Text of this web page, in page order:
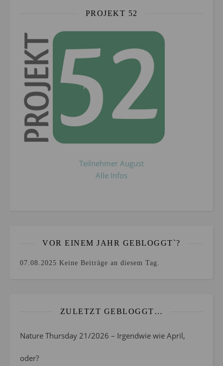
PROJEKT 52
Teilnehmer August
Alle Infos
VOR EINEM JAHR GEBLOGGT`?
07.08.2025 Keine Beiträge an diesem Tag.
ZULETZT GEBLOGGT…
Nature Thursday 21/2026 – Irgendwie wie April,
oder?